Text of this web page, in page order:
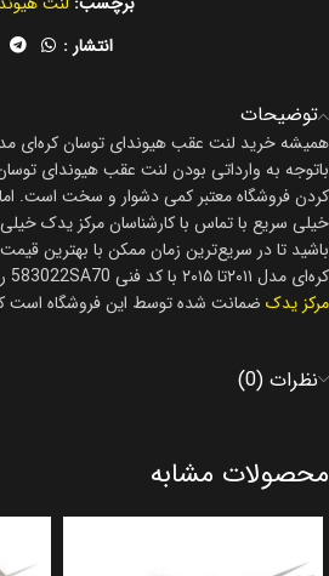
انتشار :
توضیحات
کردن فروشگاه معتبر کمی دشوار و سخت است. اما
خیلی سریع با تماس با کارشناسان مرکز یدک
باشید تا در سریع‌ترین زمان ممکن با بهترین
کره‌ای مدل ۲۰۱۱تا ۲۰۱۵ با کد فنی 583022SA70 را تهیه کنید. تمامی محصولات
مرکز یدک ضمانت شده توسط این فروشگاه است که
نظرات (0)
محصولات مشابه